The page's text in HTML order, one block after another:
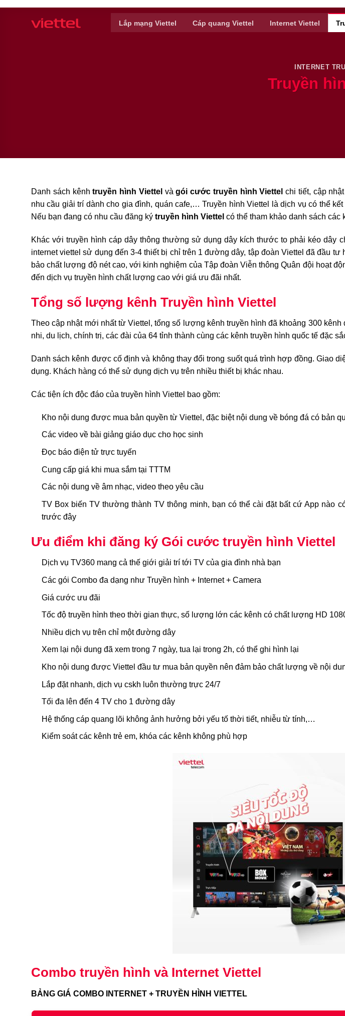
Skip
Lắp mạng Viettel Cáp quang Viettel Internet Viettel
INTERNET
Truyền
Danh sách kênhtruyền hình Viettel vàgói cước truyền hình Viettel chi tiết, cập
nhu cầu giải trí dành cho gia đình, quán cafe,… Truyền hình Viettel là dịch vụ có thể
Nếu bạn đang có nhu cầu đăng ký truyền hình Viettel có thể tham khảo danh sách các
Khác với truyền hình cáp dây thông thường sử dụng dây kích thước to phải kéo dây
internet viettel sử dụng đến 3-4 thiết bị chỉ trên 1 đường dây, tập đoàn Viettel đã đầu
bảo chất lượng độ nét cao, với kinh nghiệm của Tập đoàn Viễn thông Quân đội hoạt
đến dịch vụ truyền hình chất lượng cao với giá ưu đãi nhất.
Tổng số lượng kênh Truyền hình Viettel
Theo cập nhật mới nhất từ Viettel, tổng số lượng kênh truyền hình đã khoảng 300
nhi, du lịch, chính trị, các đài của 64 tỉnh thành cùng các kênh truyền hình quốc tế đặc
Danh sách kênh được cố định và không thay đổi trong suốt quá trình hợp đồng. Giao
dụng. Khách hàng có thể sử dụng dịch vụ trên nhiều thiết bị khác nhau.
Các tiện ích độc đáo của truyền hình Viettel bao gồm:
Kho nội dung được mua bản quyền từ Viettel, đặc biệt nội dung về bóng đá có bản
Các video về bài giảng giáo dục cho học sinh
Đọc báo điện tử trực tuyến
Cung cấp giá khi mua sắm tại TTTM
Các nội dung về âm nhạc, video theo yêu cầu
TV Box biến TV thường thành TV thông minh, bạn có thể cài đặt bất cứ App nào
trước đây
Ưu điểm khi đăng ký Gói cước truyền hình Viettel
Dịch vụ TV360 mang cả thế giới giải trí tới TV của gia đình nhà bạn
Các gói Combo đa dạng như Truyền hình + Internet + Camera
Giá cước ưu đãi
Tốc độ truyền hình theo thời gian thực, số lượng lớn các kênh có chất lượng HD
Nhiều dịch vụ trên chỉ một đường dây
Xem lại nội dung đã xem trong 7 ngày, tua lại trong 2h, có thể ghi hình lại
Kho nội dung được Viettel đầu tư mua bản quyền nên đảm bảo chất lượng về nội
Lắp đặt nhanh, dịch vụ cskh luôn thường trực 24/7
Tối đa lên đến 4 TV cho 1 đường dây
Hệ thống cáp quang lõi không ảnh hưởng bởi yếu tố thời tiết, nhiễu từ tính,…
Kiểm soát các kênh trẻ em, khóa các kênh không phù hợp
Combo truyền hình và Internet Viettel
BẢNG GIÁ COMBO INTERNET + TRUYỀN HÌNH VIETTEL